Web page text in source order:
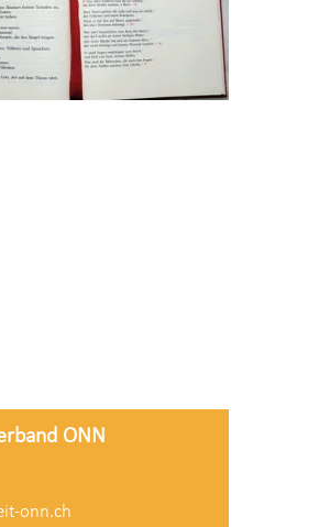
ONN
onn.ch